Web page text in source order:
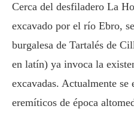
Cerca del desfiladero La
excavado por el río Ebro,
burgalesa de Tartalés de
en latín) ya invoca la
excavadas. Actualmente se
eremíticos de época